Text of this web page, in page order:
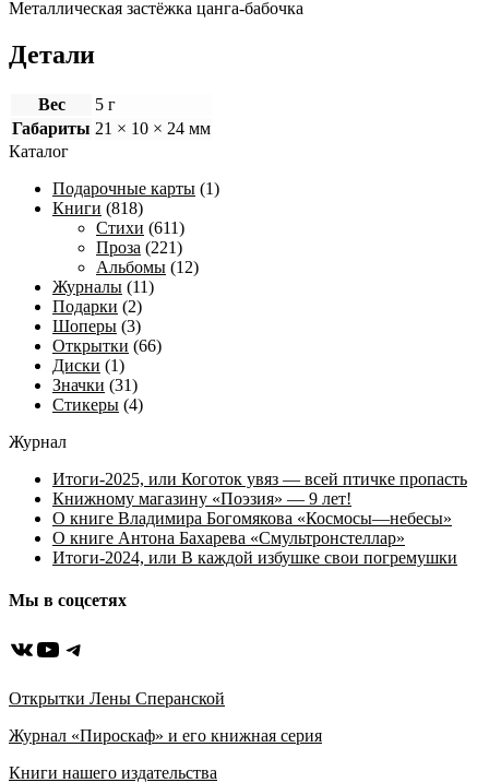
Металлическая застёжка цанга-бабочка
Детали
Вес
5 г
Габариты 21 × 10 × 24 мм
Каталог
Подарочные карты (1)
Книги (818)
Стихи (611)
Проза (221)
Альбомы (12)
Журналы (11)
Подарки (2)
Шоперы (3)
Открытки (66)
Диски (1)
Значки (31)
Стикеры (4)
Журнал
Итоги-2025, или Коготок увяз — всей птичке пропасть
Книжному магазину «Поэзия» — 9 лет!
О книге Владимира Богомякова «Космосы—небесы»
О книге Антона Бахарева «Смультронстеллар»
Итоги-2024, или В каждой избушке свои погремушки
Мы в соцсетях
ВКонтакте
YouTube
Telegram
Открытки Лены Сперанской
Журнал «Пироскаф» и его книжная серия
Книги нашего издательства